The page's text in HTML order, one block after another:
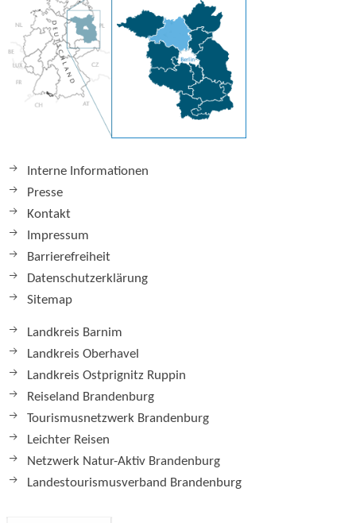
Interne Informationen
Presse
Kontakt
Impressum
Barrierefreiheit
Datenschutzerklärung
Sitemap
Landkreis Barnim
Landkreis Oberhavel
Landkreis Ostprignitz Ruppin
Reiseland Brandenburg
Tourismusnetzwerk Brandenburg
Leichter Reisen
Netzwerk Natur-Aktiv Brandenburg
Landestourismusverband Brandenburg